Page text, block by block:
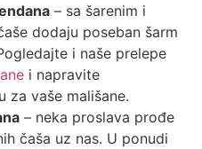
– sa šarenim i
dodaju poseban šarm
i naše prelepe
i napravite
za vaše mališane.
– neka proslava prođe
čaša uz nas. U ponudi